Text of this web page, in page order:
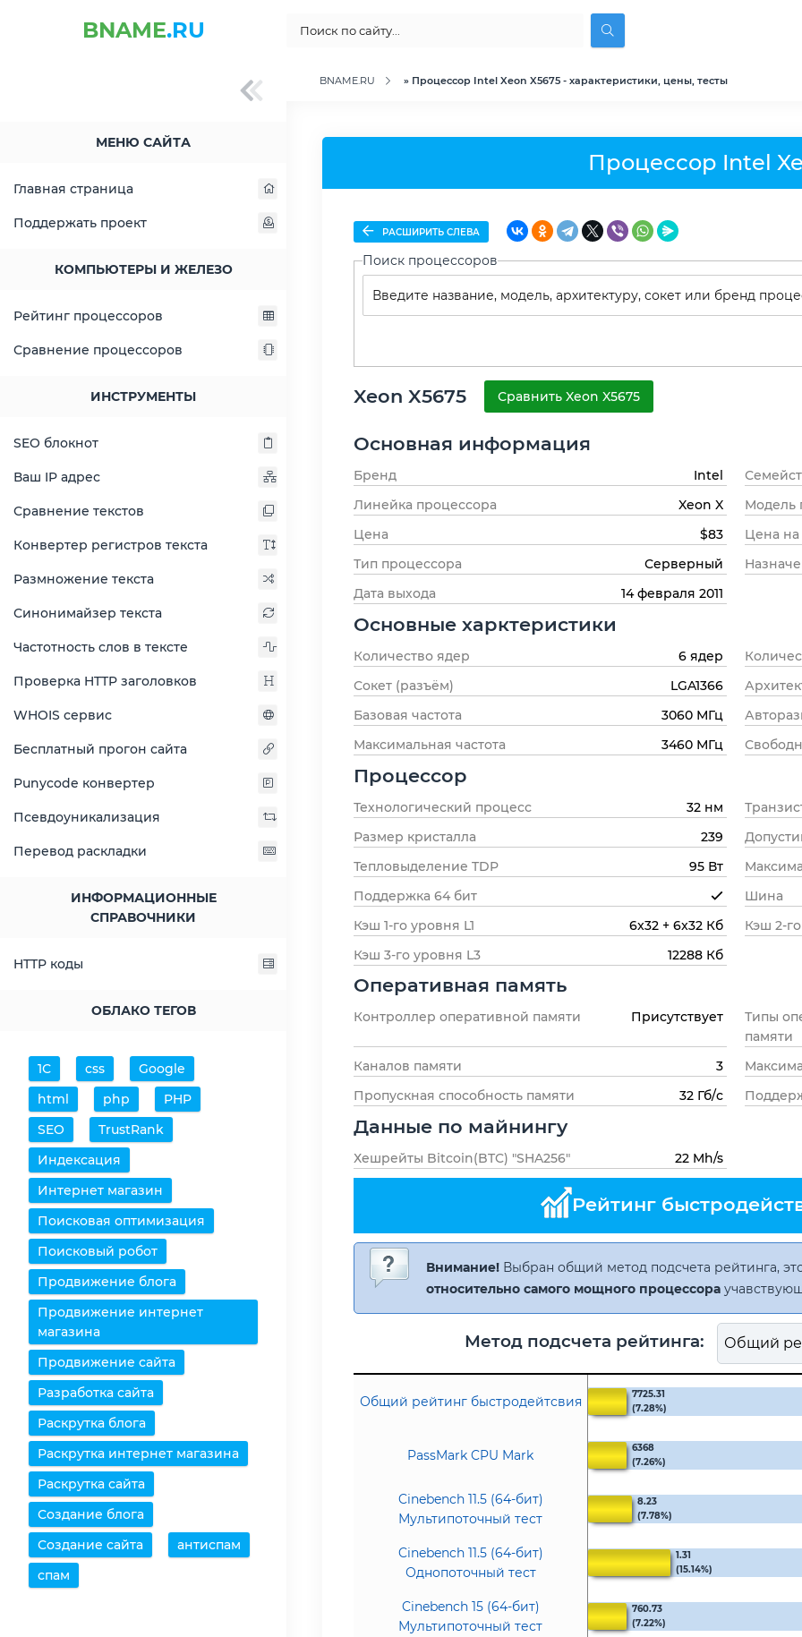
BNAME.RU
МЕНЮ САЙТА
Главная страница
Поддержать проект
КОМПЬЮТЕРЫ И ЖЕЛЕЗО
Рейтинг процессоров
Сравнение процессоров
ИНСТРУМЕНТЫ
SEO блокнот
Ваш IP адрес
Сравнение текстов
Конвертер регистров текста
Размножение текста
Синонимайзер текста
Частотность слов в тексте
Проверка HTTP заголовков
WHOIS сервис
Бесплатный прогон сайта
Punycode конвертер
Псевдоуникализация
Перевод раскладки
ИНФОРМАЦИОННЫЕ
СПРАВОЧНИКИ
HTTP коды
ОБЛАКО ТЕГОВ
1С css
Google
html
php
PHP
SEO
TrustRank
Индексация
Интернет магазин
Поисковая оптимизация
Поисковый робот
Продвижение блога
Продвижение интернет
магазина
Продвижение сайта
Разработка сайта
Раскрутка блога
Раскрутка интернет магазина
Раскрутка сайта
Создание блога
Создание сайта
антиспам
спам
BNAME.RU » Процессор Intel Xeon X5675 - характеристики, цены, тесты
Процессор Intel
РАСШИРИТЬ СЛЕВА
Поиск процессоров
Xeon X5675 Сравнить Xeon X5675
Основная информация
Бренд Intel
Линейка процессора
Xeon X Модель
Цена
$83 Цена
Тип процессора
Серверный
Дата выхода
14 февраля 2011
Основные харктеристики
Количество ядер 6 ядер
Сокет (разъём)
LGA1366
Базовая частота
3060 МГц
Максимальная частота
3460 МГц
Процессор
Технологический процесс 32 нм
Размер кристалла
239
Тепловыделение TDP
95 Вт
Поддержка 64 бит
Шина
Кэш 1-го уровня L1
6x32 + 6x32 Кб Кэш 2-
Кэш 3-го уровня L3
12288 Кб
Оперативная память
Контроллер оперативной памяти Присутствует
Типы
памяти
Каналов памяти
3
Пропускная способность памяти
32 Гб/с
Данные по майнингу
Хешрейты Bitcoin(BTC) "SHA256" 22 Mh/s
Рейтинг
Внимание! Выбран общий метод подсчета рейтинга,
относительно самого мощного процессора
Метод подсчета рейтинга:
Общий рейтинг быстродейтсвия
7725.31
(7.28%)
PassMark CPU Mark
6368
(7.26%)
Cinebench 11.5 (64-бит)
Мультипоточный тест
8.23
(7.78%)
Cinebench 11.5 (64-бит)
Однопоточный тест
1.31
(15.14%)
Cinebench 15 (64-бит)
Мультипоточный тест
760.73
(7.22%)